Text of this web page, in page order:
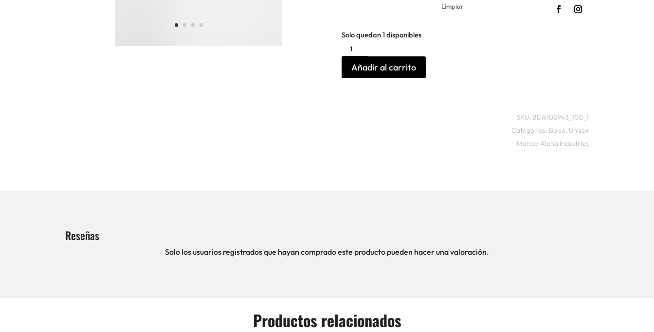
Limpiar
Solo quedan 1 disponibles
Bolso
shopper
Wolfhounds
Alpha
Industries
cantidad
Añadir al carrito
SKU: BDA108943_100_1
Categorías: Bolso, Unisex
Marca: Alpha Industries
Reseñas
Solo los usuarios registrados que hayan comprado este producto pueden hacer una valoración.
Productos relacionados